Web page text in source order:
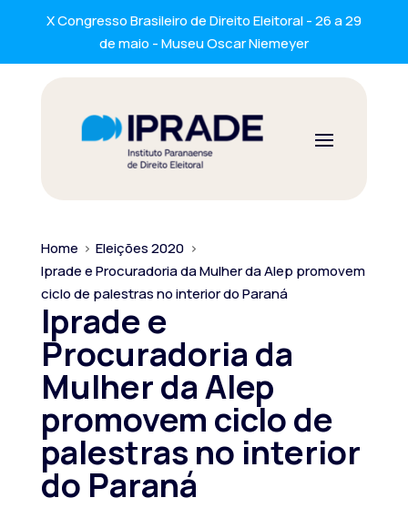
X Congresso Brasileiro de Direito Eleitoral - 26 a 29
de maio - Museu Oscar Niemeyer
Home > Eleições 2020 >
Iprade e Procuradoria da Mulher da Alep promovem
ciclo de palestras no interior do Paraná
Iprade e
Procuradoria da
Mulher da Alep
promovem ciclo de
palestras no interior
do Paraná